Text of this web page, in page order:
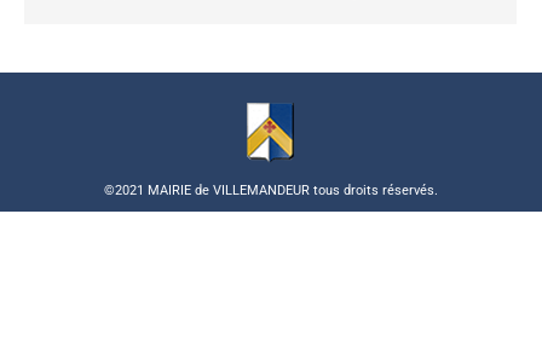
©2021 MAIRIE de VILLEMANDEUR tous droits réservés.